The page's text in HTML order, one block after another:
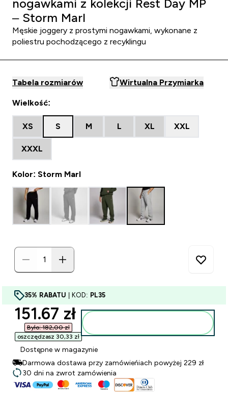
nogawkami z kolekcji Rest Day MP
– Storm Marl
Męskie joggery z prostymi nogawkami, wykonane z
poliestru pochodzącego z recyklingu
Tabela rozmiarów Wirtualna Przymiarka
Wielkość:
XS S M L XL XXL
XXXL
Kolor: Storm Marl
35% RABATU | KOD: PL35
discounted price
151.67 zł‎
Było: 182,00 zł‎
oszczędzasz 30,33 zł‎
Dostępne w magazynie
Darmowa dostawa przy zamówieńiach powyżej 229 zł
30 dni na zwrot zamówienia